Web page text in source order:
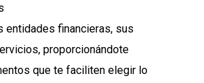
entidades financieras, sus
proporcionándote
que te faciliten elegir lo